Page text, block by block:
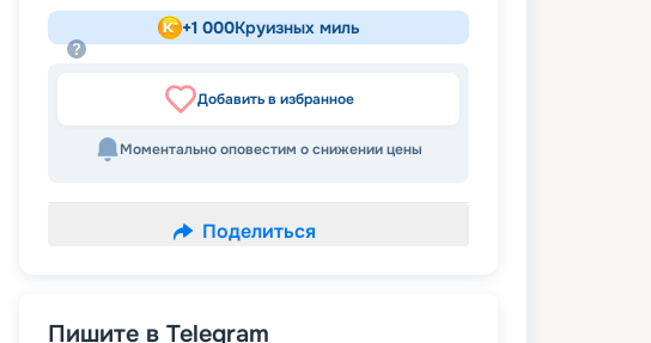
+1 000Круизных миль
Добавить в избранное
Моментально оповестим о снижении цены
Поделиться
Пишите в Telegram